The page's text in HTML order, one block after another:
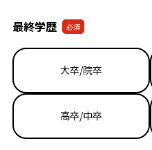
必
自
由
入
力
欄
最終学歴 必須
大卒/院卒
高卒/中卒